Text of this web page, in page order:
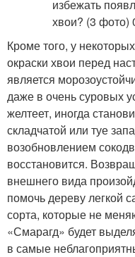
Кроме того, у
окраски хвои перед
является
даже в очень суровых
желтеет, иногда
складчатой или туе
возобновлением
восстановится.
внешнего вида
помочь дереву легкой
сорта, которые не
«Смарагд» будет
в самые